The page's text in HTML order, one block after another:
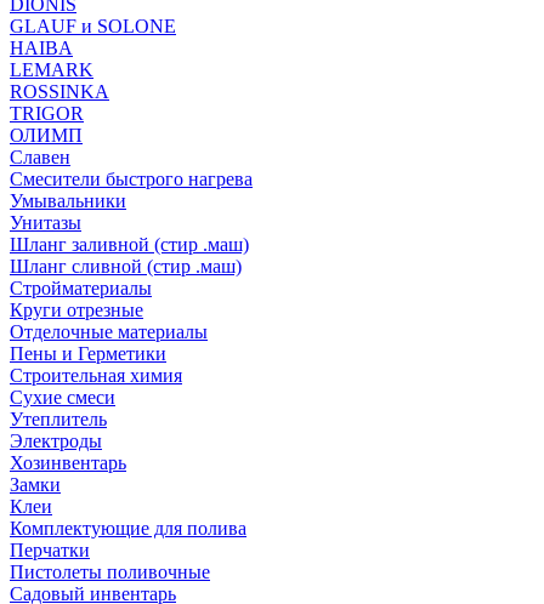
DIONIS
GLAUF и SOLONE
HAIBA
LEMARK
ROSSINKA
TRIGOR
ОЛИМП
Славен
Смесители быстрого нагрева
Умывальники
Унитазы
Шланг заливной (стир .маш)
Шланг сливной (стир .маш)
Стройматериалы
Круги отрезные
Отделочные материалы
Пены и Герметики
Строительная химия
Сухие смеси
Утеплитель
Электроды
Хозинвентарь
Замки
Клеи
Комплектующие для полива
Перчатки
Пистолеты поливочные
Садовый инвентарь